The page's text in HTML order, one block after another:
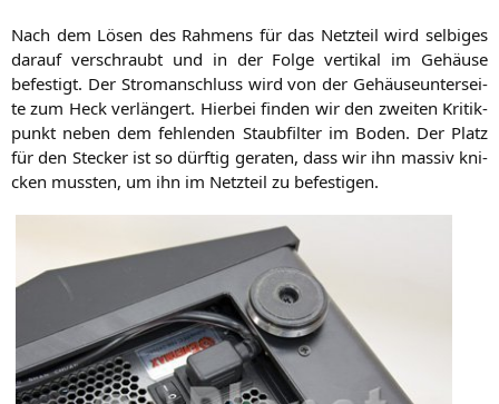
Nach dem Lösen des Rah­mens für das Netz­teil wird sel­bi­ges
dar­auf ver­schraubt und in der Fol­ge ver­ti­kal im Gehäu­se
befes­tigt. Der Strom­an­schluss wird von der Gehäu­se­un­ter­sei­
te zum Heck ver­län­gert. Hier­bei fin­den wir den zwei­ten Kri­tik­
punkt neben dem feh­len­den Staub­fil­ter im Boden. Der Platz
für den Ste­cker ist so dürf­tig gera­ten, dass wir ihn mas­siv kni­
cken muss­ten, um ihn im Netz­teil zu befestigen.